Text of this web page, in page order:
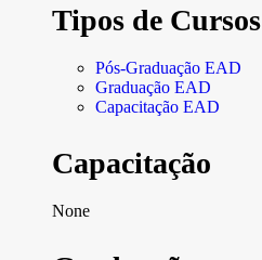
Tipos de Cursos
Pós-Graduação EAD
Graduação EAD
Capacitação EAD
Capacitação
None